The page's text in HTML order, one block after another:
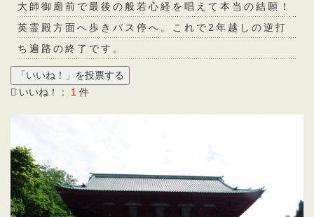
大師御廟前で最後の般若心経を唱えて本当の結願！
英霊殿方面へ歩きバス停へ。これで2年越しの逆打
ち遍路の終了です。
いいね！： 1 件